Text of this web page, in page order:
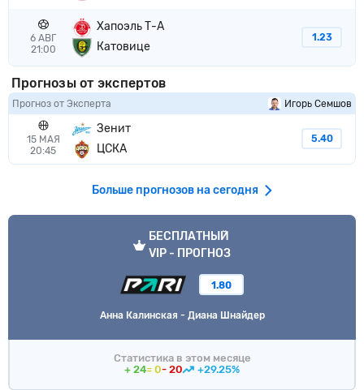
6 АВГ
21:00
Хапоэль Т-А
Катовице
1.23
Прогнозы от экспертов
Прогноз от Эксперта Игорь Семшов
15 МАЯ
20:45
Зенит
ЦСКА
5.40
Больше прогнозов на сегодня
VIP прогноз
БЕСПЛАТНЫЙ
VIP - ПРОГНОЗ
1.80
Анна Калинская - Диана Шнайдер
Статистика в этом месяце
+ 24= 0- 20 +29.25%